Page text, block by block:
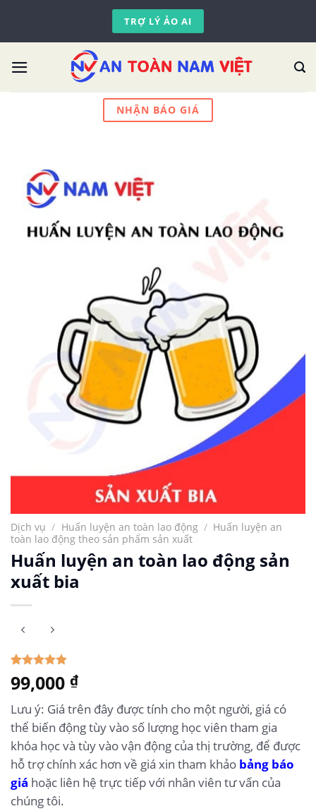
content
TRỢ LÝ ẢO AI
NHẬN BÁO GIÁ
Dịch vụ / Huấn luyện an toàn lao động / Huấn luyện an
toàn lao động theo sản phẩm sản xuất
Huấn luyện an toàn lao động sản
xuất bia
5.00 trên 5
dựa trên
1
99,000 ₫
Lưu ý: Giá trên đây được tính cho một người, giá có
thể biến động tùy vào số lượng học viên tham gia
khóa học và tùy vào vận động của thị trường, để được
hỗ trợ chính xác hơn về giá xin tham khảo bảng báo
giá hoặc liên hệ trực tiếp với nhân viên tư vấn của
chúng tôi.